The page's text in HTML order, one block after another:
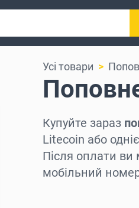
Усі товари
Купуйте зараз
Litecoin або
Після оплати ви
мобільний